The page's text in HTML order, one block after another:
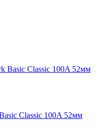
Classic 100A 52мм